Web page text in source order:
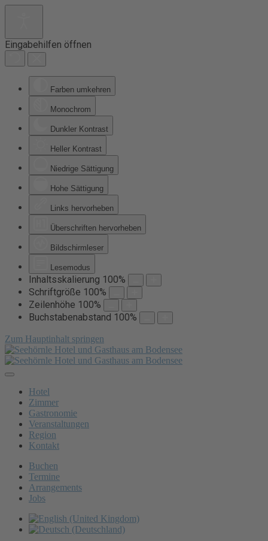
Eingabehilfen öffnen
Farben umkehren
Monochrom
Dunkler Kontrast
Heller Kontrast
Niedrige Sättigung
Hohe Sättigung
Links hervorheben
Überschriften hervorheben
Bildschirmleser
Lesemodus
Inhaltsskalierung 100%
Schriftgröße 100%
Zeilenhöhe 100%
Buchstabenabstand 100%
Zum Hauptinhalt springen
Hotel
Zimmer
Gastronomie
Veranstaltungen
Region
Kontakt
Buchen
Termine
Arrangements
Jobs